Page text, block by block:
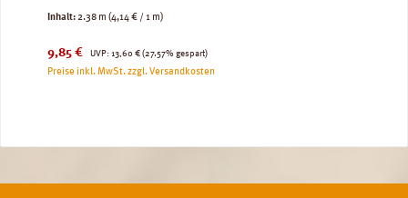
Inhalt:2.38 m (4,14 € / 1 m)
Verkaufspreis:
9,85 € UVP:
Regulärer Preis:
13,60 € (27.57% gespart)
Preise inkl. MwSt. zzgl. Versandkosten